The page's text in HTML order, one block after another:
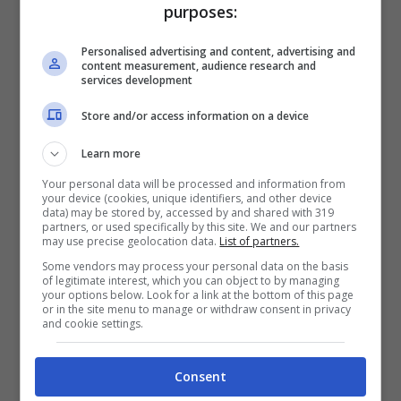
Grazia a Zaki, Battilocchio (FI) a Notizie.com: “Lavoreremo
allo stesso modo per la verità su Regeni” (Foto di
Instagram) – notizie.com
Come si sa, il processo Regeni è fermo alla
Procura di Roma perché l’Egitto si rifiuta di
comunicare alla magistratura italiana le
residenze dei quattro agenti accusati
della morte del giovane, che fu rapito e
purposes:
Personalised advertising and content, advertising and
content measurement, audience research and
services development
Store and/or access information on a device
Learn more
Your personal data will be processed and information from
your device (cookies, unique identifiers, and other device
data) may be stored by, accessed by and shared with 319
partners, or used specifically by this site. We and our partners
may use precise geolocation data. List of partners.
Some vendors may process your personal data on the basis
of legitimate interest, which you can object to by managing
your options below. Look for a link at the bottom of this page
or in the site menu to manage or withdraw consent in privacy
and cookie settings.
Consent